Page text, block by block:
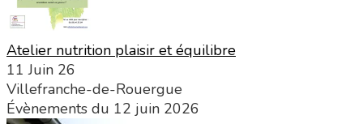
Atelier nutrition plaisir et équilibre
11 Juin 26
Villefranche-de-Rouergue
Évènements du 12 juin 2026